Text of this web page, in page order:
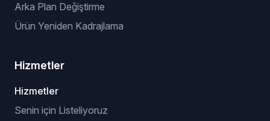
Arka Plan Değiştirme
Ürün Yeniden Kadrajlama
Hizmetler
Hizmetler
Senin için Listeliyoruz